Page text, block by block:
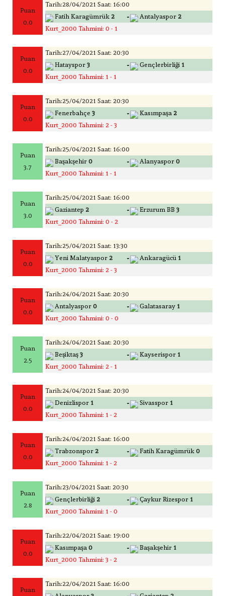
Puan
0.0
Tarih:28/04/2021 Saat: 16:00
Fatih Karagümrük 2 - Antalyaspor 2
Kurt_2000 Tahmini: 0 - 1
Puan
0.0
Tarih:27/04/2021 Saat: 20:30
Hatayspor 3 - Gençlerbirliği 1
Kurt_2000 Tahmini: 1 - 1
Puan
0.0
Tarih:25/04/2021 Saat: 20:30
Fenerbahçe 3 - Kasımpaşa 2
Kurt_2000 Tahmini: 2 - 3
Puan
3.7
Tarih:25/04/2021 Saat: 16:00
Başakşehir 0 - Alanyaspor 0
Kurt_2000 Tahmini: 1 - 1
Puan
3.0
Tarih:25/04/2021 Saat: 16:00
Gaziantep 2 - Erzurum BB 3
Kurt_2000 Tahmini: 0 - 2
Puan
0.0
Tarih:25/04/2021 Saat: 13:30
Yeni Malatyaspor 2 - Ankaragücü 1
Kurt_2000 Tahmini: 2 - 3
Puan
0.0
Tarih:24/04/2021 Saat: 20:30
Antalyaspor 0 - Galatasaray 1
Kurt_2000 Tahmini: 0 - 0
Puan
2.5
Tarih:24/04/2021 Saat: 20:30
Beşiktaş 3 - Kayserispor 1
Kurt_2000 Tahmini: 2 - 1
Puan
0.0
Tarih:24/04/2021 Saat: 20:30
Denizlispor 1 - Sivasspor 1
Kurt_2000 Tahmini: 1 - 2
Puan
0.0
Tarih:24/04/2021 Saat: 16:00
Trabzonspor 2 - Fatih Karagümrük 0
Kurt_2000 Tahmini: 1 - 2
Puan
2.8
Tarih:23/04/2021 Saat: 20:30
Gençlerbirliği 2 - Çaykur Rizespor 1
Kurt_2000 Tahmini: 1 - 0
Puan
0.0
Tarih:22/04/2021 Saat: 19:00
Kasımpaşa 0 - Başakşehir 1
Kurt_2000 Tahmini: 3 - 2
Puan
Tarih:22/04/2021 Saat: 16:00